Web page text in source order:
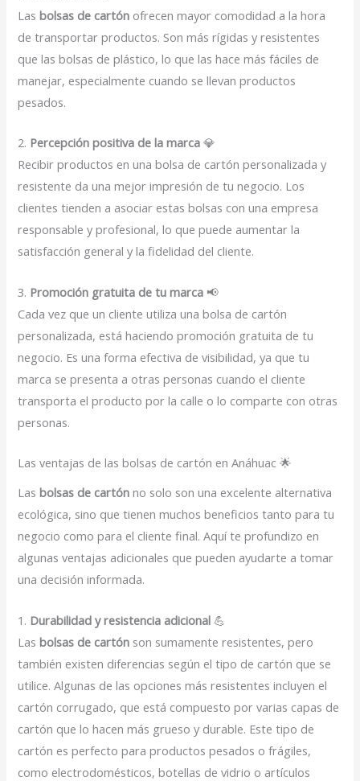
Lasbolsas de cartón ofrecen mayor comodidad a la hora
de transportar productos. Son más rígidas y resistentes
que las bolsas de plástico, lo que las hace más fáciles de
manejar, especialmente cuando se llevan productos
pesados.
2. Percepción positiva de la marca 💎
Recibir productos en una bolsa de cartón personalizada y
resistente da una mejor impresión de tu negocio. Los
clientes tienden a asociar estas bolsas con una empresa
responsable y profesional, lo que puede aumentar la
satisfacción general y la fidelidad del cliente.
3. Promoción gratuita de tu marca 📢
Cada vez que un cliente utiliza una bolsa de cartón
personalizada, está haciendo promoción gratuita de tu
negocio. Es una forma efectiva de visibilidad, ya que tu
marca se presenta a otras personas cuando el cliente
transporta el producto por la calle o lo comparte con otras
personas.
Las ventajas de las bolsas de cartón en Anáhuac 🌟
Lasbolsas de cartón no solo son una excelente alternativa
ecológica, sino que tienen muchos beneficios tanto para tu
negocio como para el cliente final. Aquí te profundizo en
algunas ventajas adicionales que pueden ayudarte a tomar
una decisión informada.
1. Durabilidad y resistencia adicional 💪
Lasbolsas de cartón son sumamente resistentes, pero
también existen diferencias según el tipo de cartón que se
utilice. Algunas de las opciones más resistentes incluyen el
cartón corrugado, que está compuesto por varias capas de
cartón que lo hacen más grueso y durable. Este tipo de
cartón es perfecto para productos pesados o frágiles,
como electrodomésticos, botellas de vidrio o artículos